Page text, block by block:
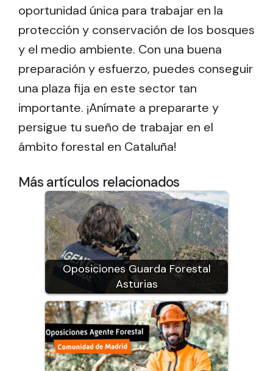
oportunidad única para trabajar en la
protección y conservación de los bosques
y el medio ambiente. Con una buena
preparación y esfuerzo, puedes conseguir
una plaza fija en este sector tan
importante. ¡Anímate a prepararte y
persigue tu sueño de trabajar en el
ámbito forestal en Cataluña!
Más artículos relacionados
Oposiciones Guarda Forestal
Asturias